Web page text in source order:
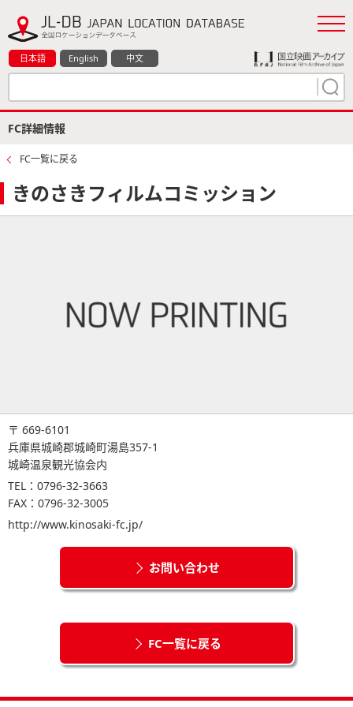
日本語 English 中文
FC詳細情報
FC一覧に戻る
きのさきフィルムコミッション
〒 669-6101
兵庫県城崎郡城崎町湯島357-1
城崎温泉観光協会内
TEL：0796-32-3663
FAX：0796-32-3005
http://www.kinosaki-fc.jp/
お問い合わせ
FC一覧に戻る